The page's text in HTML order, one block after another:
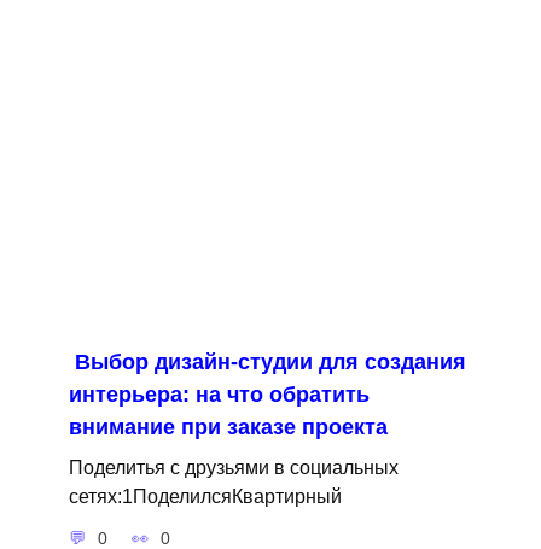
Выбор дизайн-студии для создания
интерьера: на что обратить
внимание при заказе проекта
Поделитья с друзьями в социальных
сетях:1ПоделилсяКвартирный
0 0